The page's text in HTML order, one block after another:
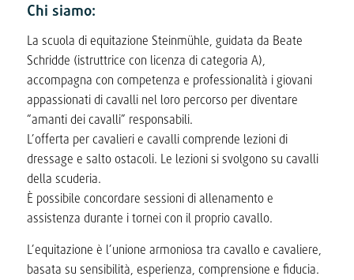
Chi siamo:
La scuola di equitazione Steinmühle, guidata da Beate
Schridde (istruttrice con licenza di categoria A),
accompagna con competenza e professionalità i giovani
appassionati di cavalli nel loro percorso per diventare
“amanti dei cavalli” responsabili.
L’offerta per cavalieri e cavalli comprende lezioni di
dressage e salto ostacoli. Le lezioni si svolgono su cavalli
della scuderia.
È possibile concordare sessioni di allenamento e
assistenza durante i tornei con il proprio cavallo.
L’equitazione è l’unione armoniosa tra cavallo e cavaliere,
basata su sensibilità, esperienza, comprensione e fiducia.